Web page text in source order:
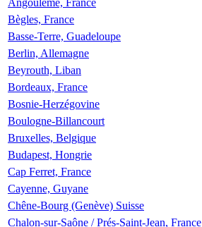
Angoulême, France
Bègles, France
Basse-Terre, Guadeloupe
Berlin, Allemagne
Beyrouth, Liban
Bordeaux, France
Bosnie-Herzégovine
Boulogne-Billancourt
Bruxelles, Belgique
Budapest, Hongrie
Cap Ferret, France
Cayenne, Guyane
Chêne-Bourg (Genève) Suisse
Chalon-sur-Saône / Prés-Saint-Jean, France